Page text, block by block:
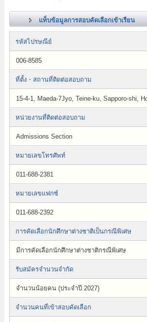
แท็บข้อมูลการสอบคัดเลือกเข้าเรียน
รหัสไปรษณีย์
006-8585
ที่ตั้ง・สถานที่ติดต่อสอบถาม
15-4-1, Maeda-7Jyo, Teine-ku, Sapporo-shi,
หน่วยงานที่ติดต่อสอบถาม
Admissions Section
หมายเลขโทรศัพท์
011-688-2381
หมายเลขแฟกซ์
011-688-2392
การคัดเลือกนักศึกษาต่างชาติเป็นกรณีพิเศษ
มีการคัดเลือกนักศึกษาต่างชาติกรณีพิเศษ
รับสมัครจำนวนจำกัด
จำนวนน้อยคน (ประจำปี 2027)
จำนวนคนที่เข้าสอบคัดเลือก